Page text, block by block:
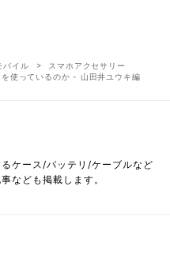
バイル
スマホアクセサリー
使っているのか - 山田井ユウキ編
ケース/バッテリ/ケーブルなど
なども掲載します。